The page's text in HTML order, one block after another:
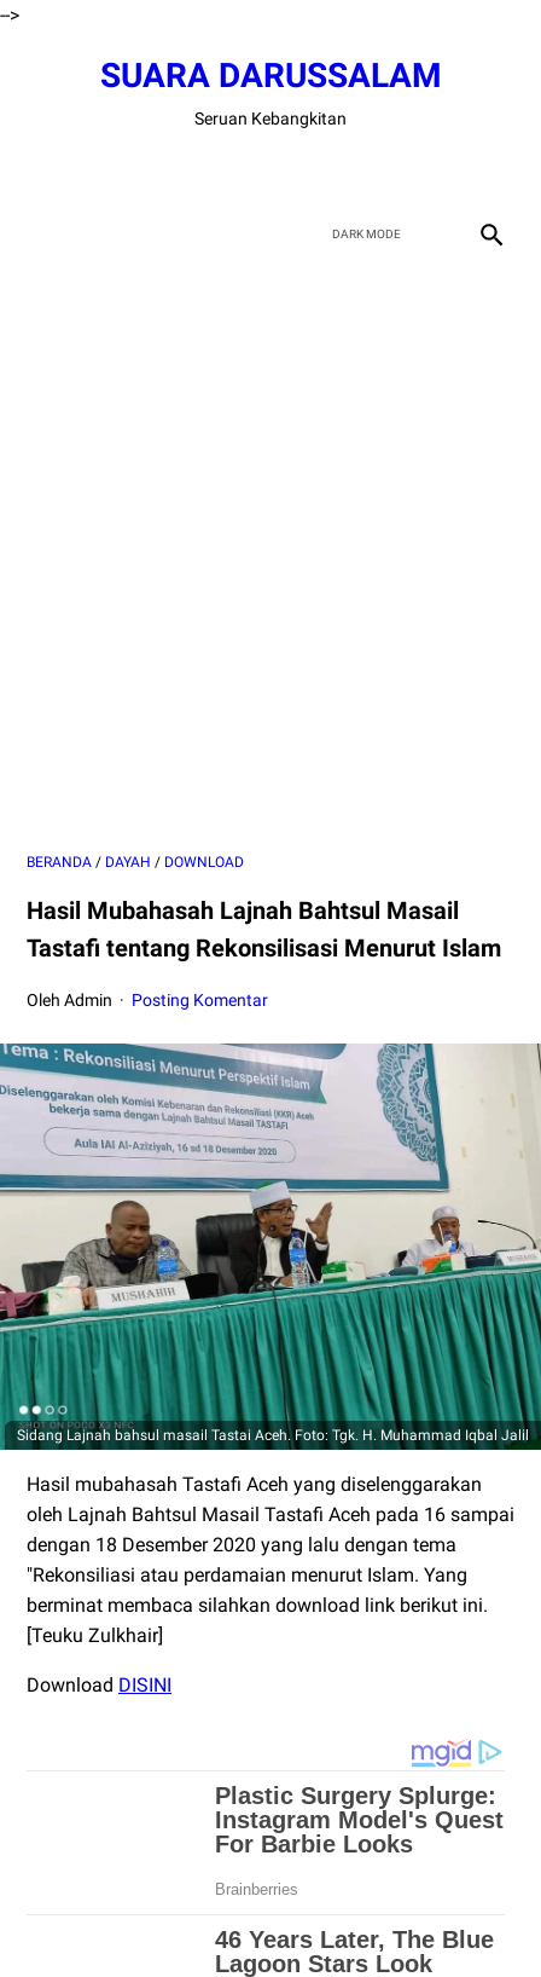
-->
SUARA DARUSSALAM
Seruan Kebangkitan
BERANDA / DAYAH / DOWNLOAD
Hasil Mubahasah Lajnah Bahtsul Masail
Tastafi tentang Rekonsilisasi Menurut Islam
Oleh Admin Posting Komentar
Sidang Lajnah bahsul masail Tastai Aceh. Foto: Tgk. H. Muhammad Iqbal Jalil
Hasil mubahasah Tastafi Aceh yang diselenggarakan
oleh Lajnah Bahtsul Masail Tastafi Aceh pada 16 sampai
dengan 18 Desember 2020 yang lalu dengan tema
"Rekonsiliasi atau perdamaian menurut Islam. Yang
berminat membaca silahkan download link berikut ini.
[Teuku Zulkhair]
Download DISINI